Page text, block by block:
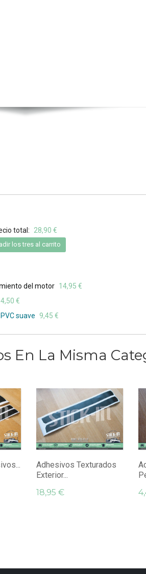
total: 28,90 €
los tres al carrito
del motor 14,95 €
4,50 €
suave
9,45 €
En La Misma
Adhesivos Texturados
Exterior...
18,95 €